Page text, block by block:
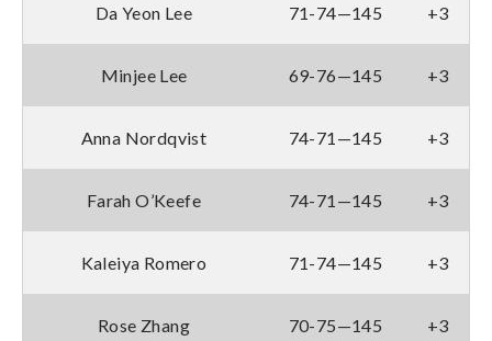
Da Yeon Lee 71-74—145 +3
Minjee Lee 69-76—145 +3
Anna Nordqvist 74-71—145 +3
Farah O’Keefe 74-71—145 +3
Kaleiya Romero 71-74—145 +3
Rose Zhang 70-75—145 +3